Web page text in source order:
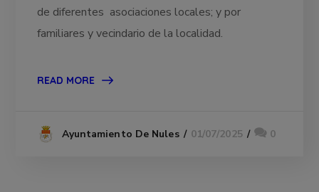
de diferentes asociaciones locales; y por
familiares y vecindario de la localidad.
READ MORE
Ayuntamiento De Nules 01/07/2025 0